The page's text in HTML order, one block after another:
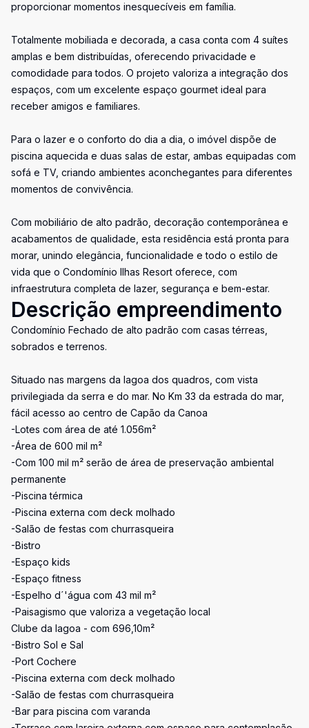
proporcionar momentos inesquecíveis em família.
Totalmente mobiliada e decorada, a casa conta com 4 suítes
amplas e bem distribuídas, oferecendo privacidade e
comodidade para todos. O projeto valoriza a integração dos
espaços, com um excelente espaço gourmet ideal para
receber amigos e familiares.
Para o lazer e o conforto do dia a dia, o imóvel dispõe de
piscina aquecida e duas salas de estar, ambas equipadas com
sofá e TV, criando ambientes aconchegantes para diferentes
momentos de convivência.
Com mobiliário de alto padrão, decoração contemporânea e
acabamentos de qualidade, esta residência está pronta para
morar, unindo elegância, funcionalidade e todo o estilo de
vida que o Condomínio Ilhas Resort oferece, com
infraestrutura completa de lazer, segurança e bem-estar.
Descrição empreendimento
Condomínio Fechado de alto padrão com casas térreas,
sobrados e terrenos.
Situado nas margens da lagoa dos quadros, com vista
privilegiada da serra e do mar. No Km 33 da estrada do mar,
fácil acesso ao centro de Capão da Canoa
-Lotes com área de até 1.056m²
-Área de 600 mil m²
-Com 100 mil m² serão de área de preservação ambiental
permanente
-Piscina térmica
-Piscina externa com deck molhado
-Salão de festas com churrasqueira
-Bistro
-Espaço kids
-Espaço fitness
-Espelho d´'água com 43 mil m²
-Paisagismo que valoriza a vegetação local
Clube da lagoa - com 696,10m²
-Bistro Sol e Sal
-Port Cochere
-Piscina externa com deck molhado
-Salão de festas com churrasqueira
-Bar para piscina com varanda